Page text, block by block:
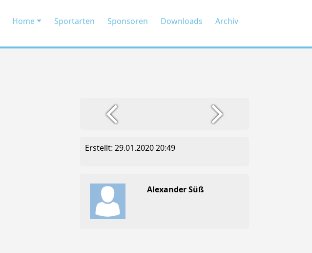
Home Sportarten Sponsoren Downloads Archiv
Erstellt: 29.01.2020 20:49
Alexander Süß